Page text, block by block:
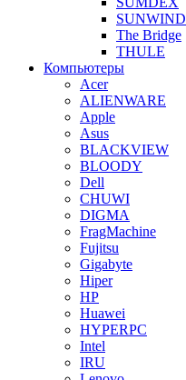
SUNWIND
The Bridge
THULE
Компьютеры
Acer
ALIENWARE
Apple
Asus
BLACKVIEW
BLOODY
Dell
CHUWI
DIGMA
FragMachine
Fujitsu
Gigabyte
Hiper
HP
Huawei
HYPERPC
Intel
IRU